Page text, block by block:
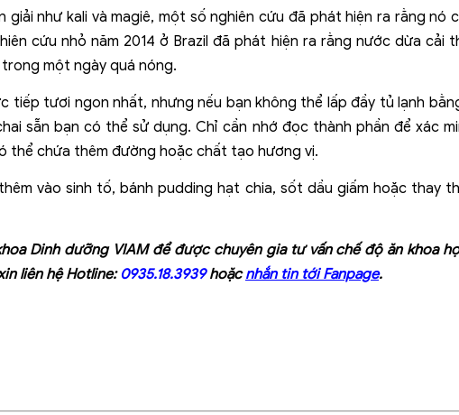
giải như kali và magiê, một số nghiên cứu đã phát hiện ra rằng
cứu nhỏ năm 2014 ở Brazil đã phát hiện ra rằng nước dừa cải
một ngày quá nóng.
tiếp tươi ngon nhất, nhưng nếu bạn không thể lấp đầy tủ lạnh
sẵn bạn có thể sử dụng. Chỉ cần nhớ đọc thành phần để xác
thể chứa thêm đường hoặc chất tạo hương vị.
vào sinh tố, bánh pudding hạt chia, sốt dầu giấm hoặc thay
Dinh dưỡng VIAMđể được chuyên gia tư vấn chế độ ăn khoa
liên hệ Hotline: 0935.18.3939hoặcnhắn tin tới Fanpage.